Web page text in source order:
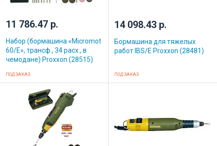
11 786.47 р.
Набор (бормашина «Micromot
60/Е», трансф., 34 расх., в
чемодане) Proxxon (28515)
ПОД ЗАКАЗ
14 098.43 р.
Бормашина для тяжелых
работ IBS/E Proxxon (28481)
ПОД ЗАКАЗ